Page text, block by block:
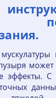
может
эффекты.